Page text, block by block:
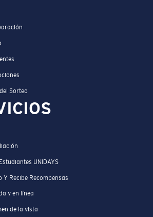
Sorteo
UNIDAYS
Y Recibe Recompensas
y en línea
de la vista